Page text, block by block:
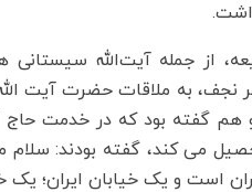
از جمله آیت‌الله
نجف، به ملاقات حضرت آیت
او هم گفته بود که در خدمت
می کند، گفته بودند:
است و یک خیابان ایران؛ یک